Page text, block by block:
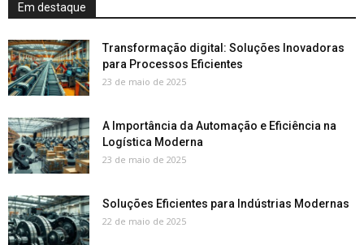
Em destaque
Transformação digital: Soluções Inovadoras
para Processos Eficientes
23 de maio de 2025
A Importância da Automação e Eficiência na
Logística Moderna
23 de maio de 2025
Soluções Eficientes para Indústrias Modernas
22 de maio de 2025